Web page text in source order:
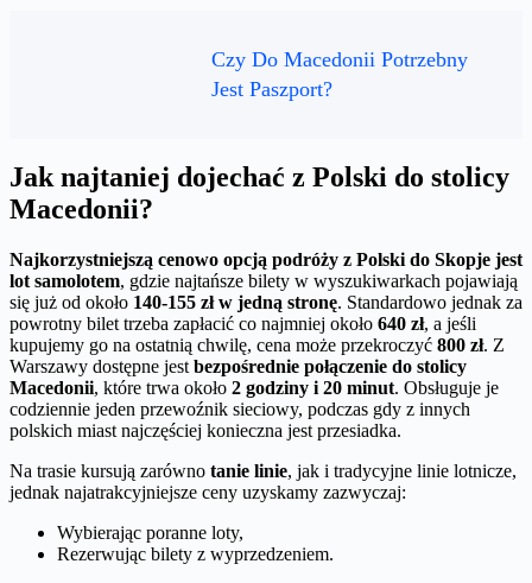
Czy Do Macedonii Potrzebny
Jest Paszport?
Jak najtaniej dojechać z Polski do stolicy
Macedonii?
Najkorzystniejszą cenowo opcją podróży z Polski do Skopje jest
lot samolotem, gdzie najtańsze bilety w wyszukiwarkach pojawiają
się już od około 140-155 zł w jedną stronę. Standardowo jednak za
powrotny bilet trzeba zapłacić co najmniej około 640 zł, a jeśli
kupujemy go na ostatnią chwilę, cena może przekroczyć 800 zł. Z
Warszawy dostępne jest bezpośrednie połączenie do stolicy
Macedonii, które trwa około 2 godziny i 20 minut. Obsługuje je
codziennie jeden przewoźnik sieciowy, podczas gdy z innych
polskich miast najczęściej konieczna jest przesiadka.
Na trasie kursują zarówno tanie linie, jak i tradycyjne linie lotnicze,
jednak najatrakcyjniejsze ceny uzyskamy zazwyczaj:
Wybierając poranne loty,
Rezerwując bilety z wyprzedzeniem.